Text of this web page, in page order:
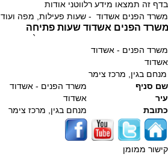
בדף זה תמצאו מידע רלווטני אודות
משרד הפנים אשדוד - שעות פעילות, מפה ועוד
הפנים אשדוד שעות פתיחה
`
משרד הפנים - אשדוד
אשדוד
מנחם בגין, מרכז צימר
שם סניף
משרד הפנים - אשדוד
עיר
אשדוד
כתובת
מנחם בגין, מרכז צימר
קישור ממומן